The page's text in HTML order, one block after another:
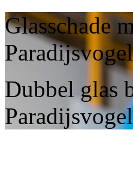
Glasschade
Dubbel glas